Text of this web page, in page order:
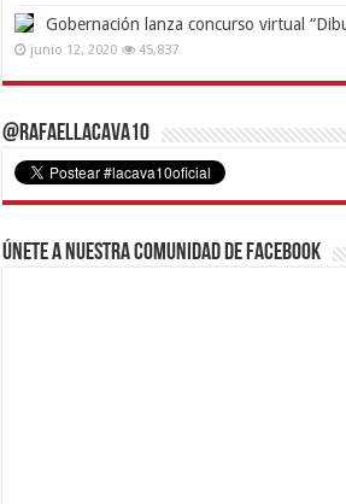
Gobernación lanza concurso virtual
junio 12, 2020 45,837
@RafaelLacava10
Únete a nuestra comunidad de Facebook